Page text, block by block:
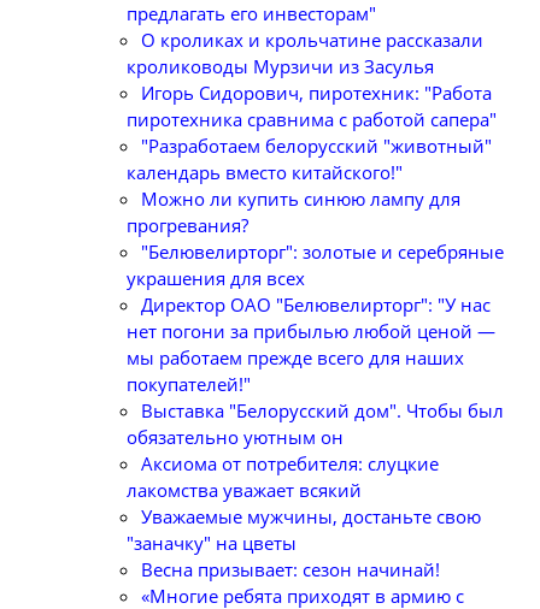
предлагать его инвесторам"
О кроликах и крольчатине рассказали
кролиководы Мурзичи из Засулья
Игорь Сидорович, пиротехник: "Работа
пиротехника сравнима с работой сапера"
"Разработаем белорусский "животный"
календарь вместо китайского!"
Можно ли купить синюю лампу для
прогревания?
"Белювелирторг": золотые и серебряные
украшения для всех
Директор ОАО "Белювелирторг": "У нас
нет погони за прибылью любой ценой —
мы работаем прежде всего для наших
покупателей!"
Выставка "Белорусский дом". Чтобы был
обязательно уютным он
Аксиома от потребителя: слуцкие
лакомства уважает всякий
Уважаемые мужчины, достаньте свою
"заначку" на цветы
Весна призывает: сезон начинай!
«Многие ребята приходят в армию с